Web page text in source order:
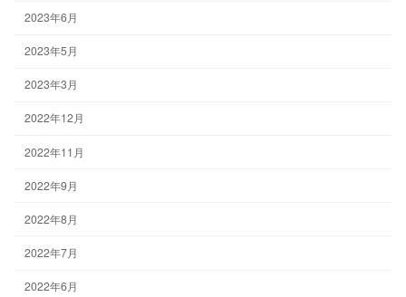
2023年6月
2023年5月
2023年3月
2022年12月
2022年11月
2022年9月
2022年8月
2022年7月
2022年6月